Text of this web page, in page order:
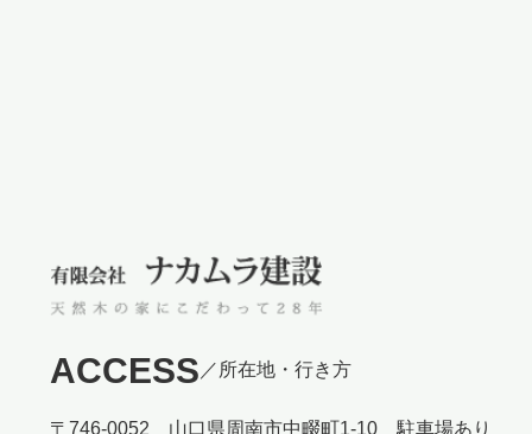
ACCESS ／所在地・行き方
〒746-0052 山口県周南市中畷町1-10 駐車場あり